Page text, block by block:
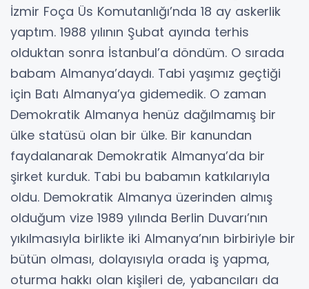
İzmir Foça Üs Komutanlığı’nda 18 ay askerlik
yaptım. 1988 yılının Şubat ayında terhis
olduktan sonra İstanbul’a döndüm. O sırada
babam Almanya’daydı. Tabi yaşımız geçtiği
için Batı Almanya’ya gidemedik. O zaman
Demokratik Almanya henüz dağılmamış bir
ülke statüsü olan bir ülke. Bir kanundan
faydalanarak Demokratik Almanya’da bir
şirket kurduk. Tabi bu babamın katkılarıyla
oldu. Demokratik Almanya üzerinden almış
olduğum vize 1989 yılında Berlin Duvarı’nın
yıkılmasıyla birlikte iki Almanya’nın birbiriyle bir
bütün olması, dolayısıyla orada iş yapma,
oturma hakkı olan kişileri de, yabancıları da